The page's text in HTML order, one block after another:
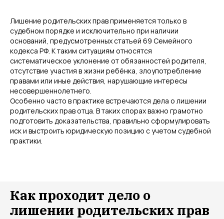
Лишение родительских прав применяется только в
судебном порядке и исключительно при наличии
оснований, предусмотренных статьей 69 Семейного
кодекса РФ. К таким ситуациям относятся
систематическое уклонение от обязанностей родителя,
отсутствие участия в жизни ребёнка, злоупотребление
правами или иные действия, нарушающие интересы
несовершеннолетнего.
Особенно часто в практике встречаются дела о лишении
родительских прав отца. В таких спорах важно грамотно
подготовить доказательства, правильно сформулировать
иск и выстроить юридическую позицию с учетом судебной
практики.
Как проходит дело о
лишении родительских прав